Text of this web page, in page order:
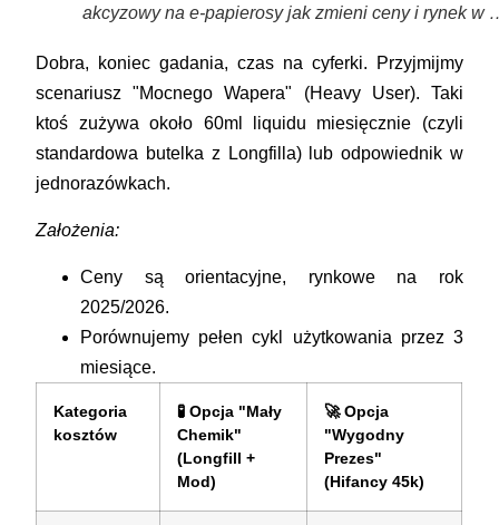
akcyzowy na e-papierosy jak zmieni ceny i rynek w
Dobra, koniec gadania, czas na cyferki. Przyjmijmy
scenariusz"Mocnego Wapera" (Heavy User). Taki
ktoś zużywa około 60ml liquidu miesięcznie (czyli
standardowa butelka z Longfilla) lub odpowiednik w
jednorazówkach.
Założenia:
Ceny są orientacyjne, rynkowe na rok
2025/2026.
Porównujemy pełen cykl użytkowania przez 3
miesiące.
Kategoria
kosztów
🧪 Opcja "Mały
Chemik"
(Longfill +
Mod)
🚀 Opcja
"Wygodny
Prezes"
(Hifancy 45k)